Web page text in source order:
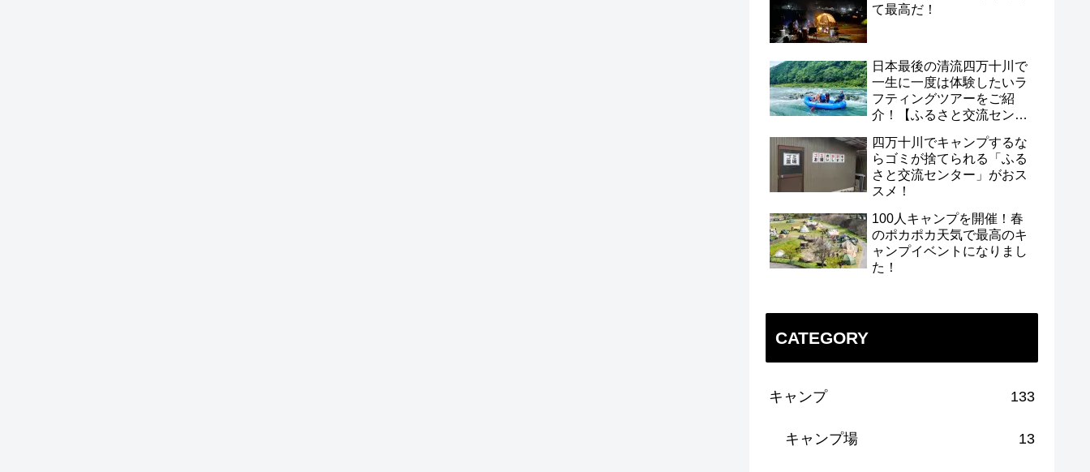
て最高だ！
日本最後の清流四万十川で
一生に一度は体験したいラ
フティングツアーをご紹
介！【ふるさと交流センタ
四万十川でキャンプするな
らゴミが捨てられる「ふる
さと交流センター」がおス
スメ！
100人キャンプを開催！春
のポカポカ天気で最高のキ
ャンプイベントになりまし
た！
CATEGORY
キャンプ 133
キャンプ場 13